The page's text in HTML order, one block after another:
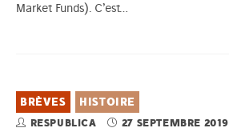
Market Funds). C’est…
BRÈVES HISTOIRE
RESPUBLICA 27 SEPTEMBRE 2019